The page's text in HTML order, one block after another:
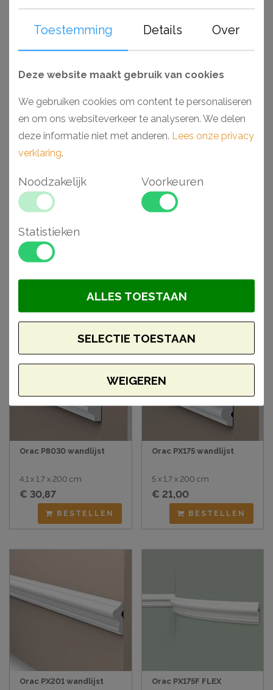
wanneer deze zijn afgewerkt, toe te passen in ruimtes
als badkamers en keukens. Monteer en werk het geheel
Waarom kiezen voor een Luxxus Duropolymer®
wandlijst hoek?
- Makkelijk verwerkbaar
- Toepasbaar in vochtige ruimtes
- Voorgeschilderd en extreem stootvast
- Maakt verstekzagen overbodig
Gerelateerde
artikelen
Orac P8030 wandlijst
4,1 x 1,7 x 200 cm
€ 30,87
BESTELLEN
Orac PX175 wandlijst
5 x 1,7 x 200 cm
€ 21,00
BESTELLEN
Orac PX201 wandlijst
Orac PX175F FLEX
Toestemming Details Over
Deze website maakt gebruik van cookies
We gebruiken cookies om content te personaliseren
en om ons websiteverkeer te analyseren. We delen
deze informatie niet met anderen. Lees onze privacy
verklaring.
Noodzakelijk Voorkeuren
Statistieken
WEIGEREN
SELECTIE TOESTAAN
ALLES TOESTAAN